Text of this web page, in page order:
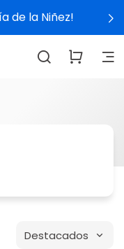
de la Niñez!
Destacados